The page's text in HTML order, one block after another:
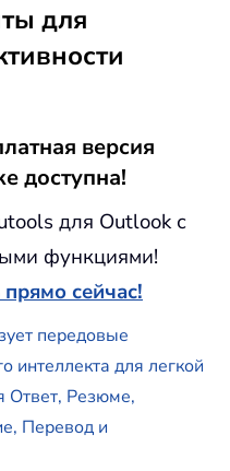
для
версия
доступна!
для Outlook с
функциями!
сейчас!
передовые
интеллекта для легкой
Ответ, Резюме,
Перевод и